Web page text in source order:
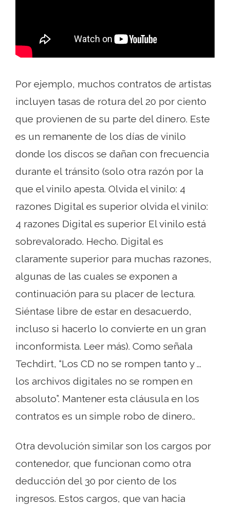
Por ejemplo, muchos contratos de artistas
incluyen tasas de rotura del 20 por ciento
que provienen de su parte del dinero. Este
es un remanente de los días de vinilo
donde los discos se dañan con frecuencia
durante el tránsito (solo otra razón por la
que el vinilo apesta. Olvida el vinilo: 4
razones Digital es superior olvida el vinilo:
4 razones Digital es superior El vinilo está
sobrevalorado. Hecho. Digital es
claramente superior para muchas razones,
algunas de las cuales se exponen a
continuación para su placer de lectura.
Siéntase libre de estar en desacuerdo,
incluso si hacerlo lo convierte en un gran
inconformista. Leer más). Como señala
Techdirt, “Los CD no se rompen tanto y ...
los archivos digitales no se rompen en
absoluto”. Mantener esta cláusula en los
contratos es un simple robo de dinero..
Otra devolución similar son los cargos por
contenedor, que funcionan como otra
deducción del 30 por ciento de los
ingresos. Estos cargos, que van hacia